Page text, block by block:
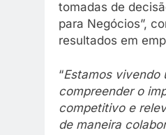
tomadas de
para Negócios”,
resultados em
“Estamos vivendo
compreender o
competitivo e
de maneira